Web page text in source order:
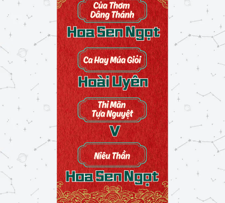
Ước mơ… 21/02/2026
Một lần thất bại của tôi 24/02/2026
Sắc màu ngày Tết 24/02/2026
Đau 26/02/2026
Thói quen 27/02/2026
Cảm xúc 27/02/2026
Tương lai 27/02/2026
Tưởng tượng